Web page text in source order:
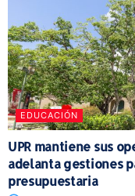
EDUCACIÓN
UPR mantiene sus
adelanta gestiones
presupuestaria